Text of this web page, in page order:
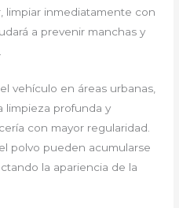
limpiar inmediatamente con
a prevenir manchas y
vehículo en áreas urbanas,
limpieza profunda y
con mayor regularidad.
polvo pueden acumularse
la apariencia de la